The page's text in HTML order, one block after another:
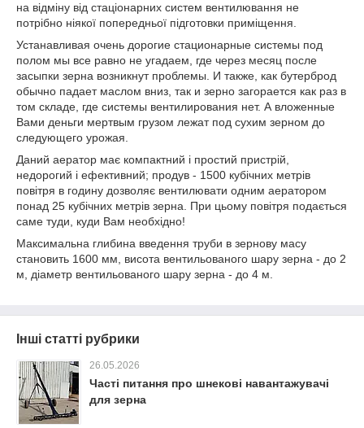
на відміну від стаціонарних систем вентилювання не
потрібно ніякої попередньої підготовки приміщення.
Устанавливая очень дорогие стационарные системы под
полом мы все равно не угадаем, где через месяц после
засыпки зерна возникнут проблемы. И также, как бутерброд
обычно падает маслом вниз, так и зерно загорается как раз в
том складе, где системы вентилирования нет. А вложенные
Вами деньги мертвым грузом лежат под сухим зерном до
следующего урожая.
Даний аератор має компактний і простий пристрій,
недорогий і ефективний; продув - 1500 кубічних метрів
повітря в годину дозволяє вентилювати одним аератором
понад 25 кубічних метрів зерна. При цьому повітря подається
саме туди, куди Вам необхідно!
Максимальна глибина введення труби в зернову масу
становить 1600 мм, висота вентильованого шару зерна - до 2
м, діаметр вентильованого шару зерна - до 4 м.
Інші статті рубрики
26.05.2026
Часті питання про шнекові навантажувачі
для зерна